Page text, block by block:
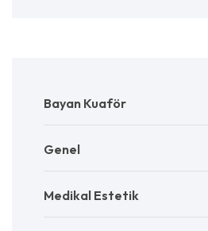
Bayan Kuaför
Genel
Medikal Estetik